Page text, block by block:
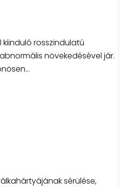
rosszindulatú
növekedésével jár.
sérülése,